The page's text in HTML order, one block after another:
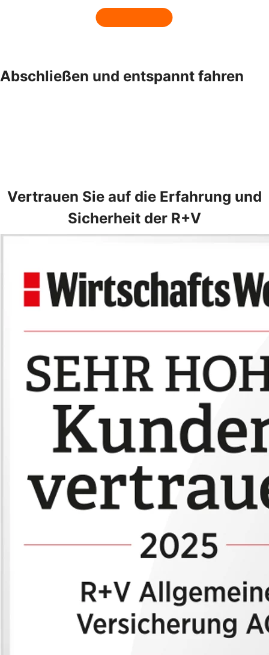
Abschließen und entspannt fahren
Vertrauen Sie auf die Erfahrung und
Sicherheit der R+V